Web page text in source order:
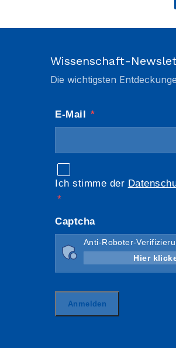
Wissenschaft-
Die wichtigsten